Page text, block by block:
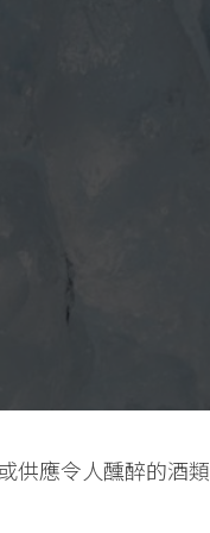
供應令人醺醉的酒類